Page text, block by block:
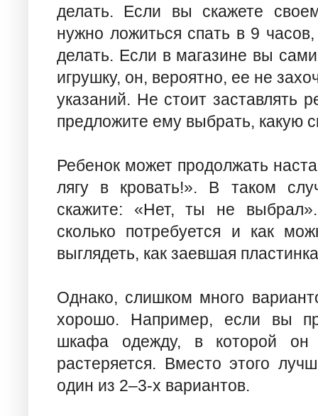
делать. Если вы скажете
нужно ложиться спать в 9
делать. Если в магазине вы
игрушку, он, вероятно, ее не
указаний. Не стоит заставлять
предложите ему выбрать, какую
Ребенок может продолжать
лягу в кровать!». В таком
скажите: «Нет, ты не
сколько потребуется и как
выглядеть, как заевшая
Однако, слишком много
хорошо. Например, если вы
шкафа одежду, в которой он
растеряется. Вместо этого
один из 2–3-х вариантов.